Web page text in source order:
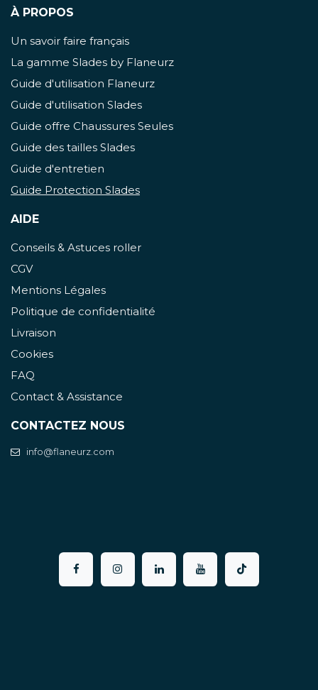
À PROPOS
Un savoir faire français
La gamme Slades by Flaneurz
Guide d'utilisation Flaneurz
Guide d'utilisation Slades
Guide offre Chaussures Seules
Guide des tailles Slades
Guide d'entretien
Guide Protection Slades
AIDE
Conseils & Astuces roller
CGV
Mentions Légales
Politique de confidentialité
Livraison
Cookies
FAQ
Contact & Assistance
CONTACTEZ NOUS
info@flaneurz.com